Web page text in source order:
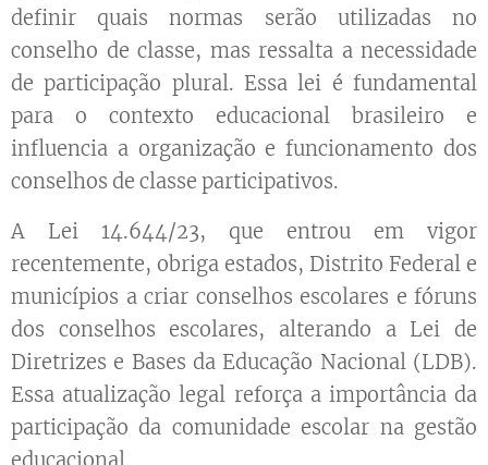
definir quais normas serão utilizadas no
conselho de classe, mas ressalta a necessidade
de participação plural. Essa lei é fundamental
para o contexto educacional brasileiro e
influencia a organização e funcionamento dos
conselhos de classe participativos.
A Lei 14.644/23, que entrou em vigor
recentemente, obriga estados, Distrito Federal e
municípios a criar conselhos escolares e fóruns
dos conselhos escolares, alterando a Lei de
Diretrizes e Bases da Educação Nacional (LDB).
Essa atualização legal reforça a importância da
participação da comunidade escolar na gestão